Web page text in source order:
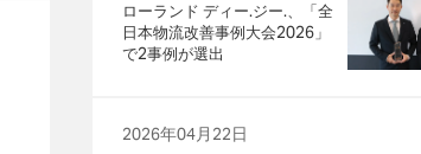
ローランド ディー.ジー.、「全
日本物流改善事例大会2026」
で2事例が選出
2026年04月22日